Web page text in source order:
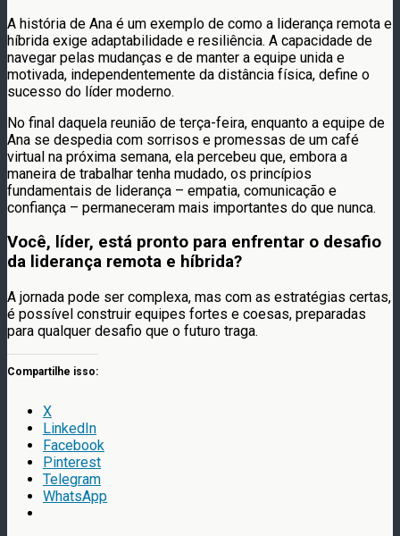
A história de Ana é um exemplo de como a liderança remota e
híbrida exige adaptabilidade e resiliência. A capacidade de
navegar pelas mudanças e de manter a equipe unida e
motivada, independentemente da distância física, define o
sucesso do líder moderno.
No final daquela reunião de terça-feira, enquanto a equipe de
Ana se despedia com sorrisos e promessas de um café
virtual na próxima semana, ela percebeu que, embora a
maneira de trabalhar tenha mudado, os princípios
fundamentais de liderança – empatia, comunicação e
confiança – permaneceram mais importantes do que nunca.
Você, líder, está pronto para enfrentar o desafio
da liderança remota e híbrida?
A jornada pode ser complexa, mas com as estratégias certas,
é possível construir equipes fortes e coesas, preparadas
para qualquer desafio que o futuro traga.
Compartilhe isso:
X
LinkedIn
Facebook
Pinterest
Telegram
WhatsApp